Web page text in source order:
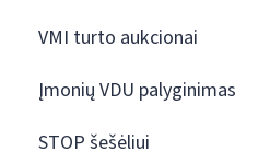
VMI turto aukcionai
Įmonių VDU palyginimas
STOP šešėliui